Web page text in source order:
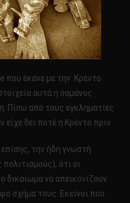
που έκανε με την Κρέντο
αυτά η σαμάνος
Πίσω από τους εγκληματίες
δει ποτέ η Κρέντο πριν.
την ήδη γνωστή
ότι οι
δικαίωμα να απεικονίζουν
σχήμα τους. Εκείνοι που